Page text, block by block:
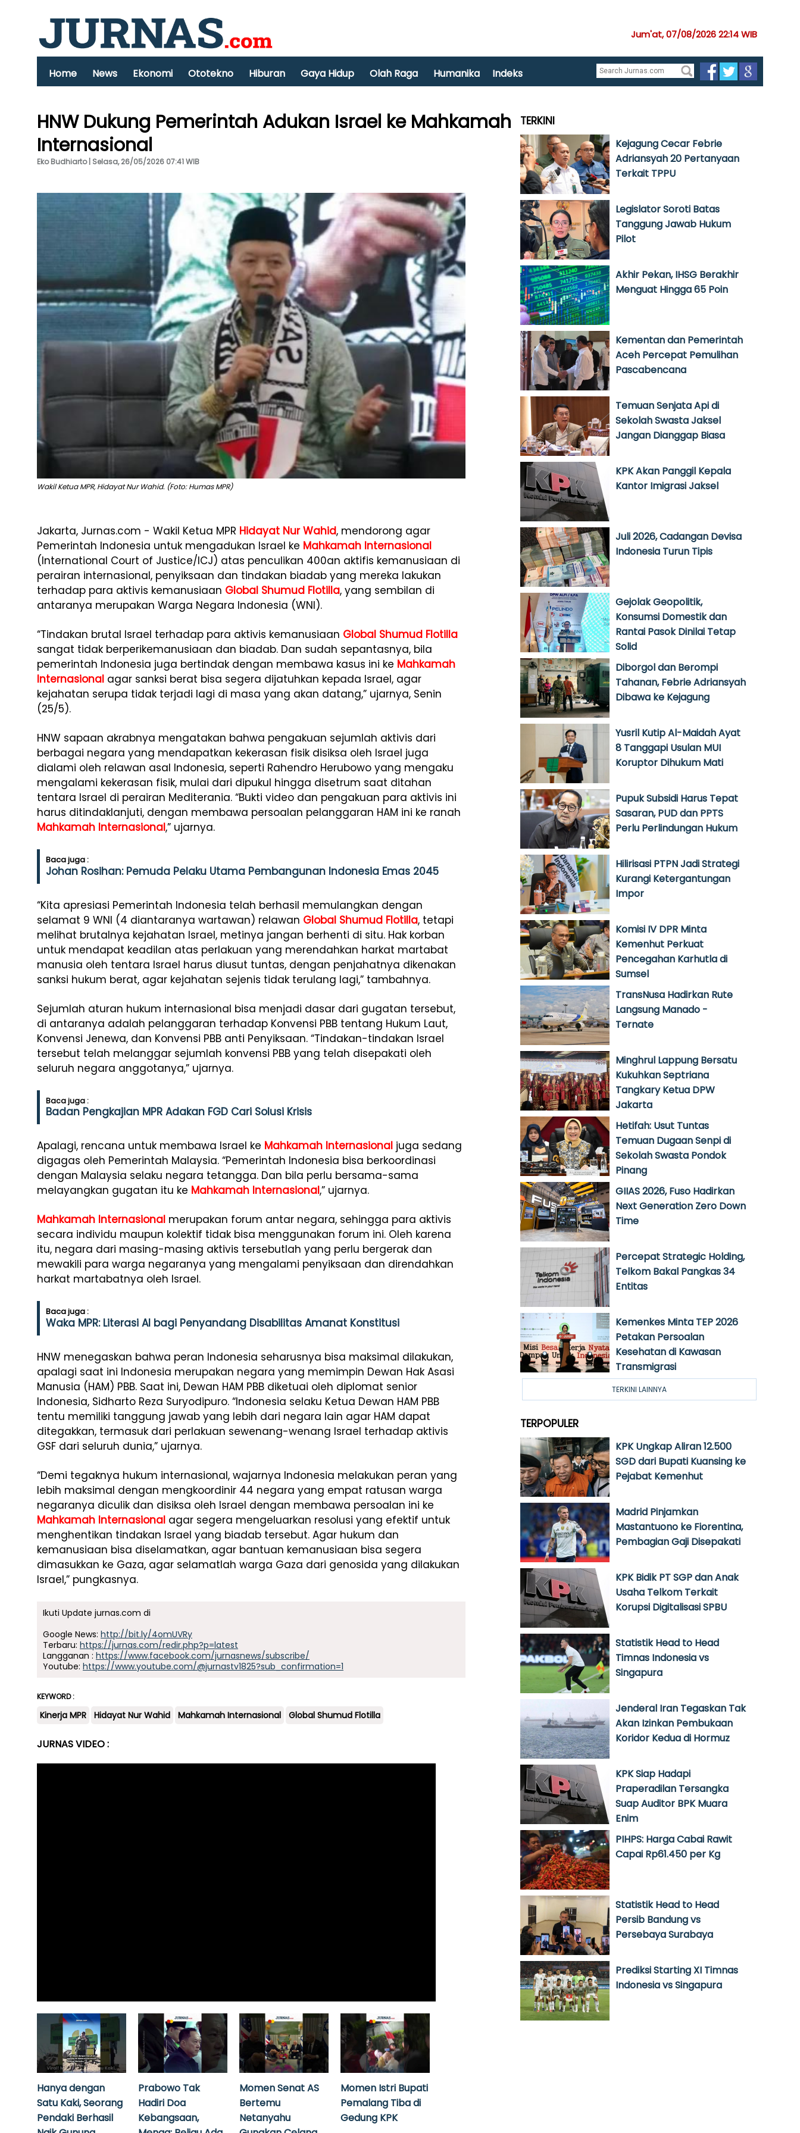
Jum'at, 07/08/2026 22:14 WIB
Home News Ekonomi Ototekno Hiburan Gaya Hidup Olah Raga Humanika Indeks
HNW Dukung Pemerintah Adukan Israel ke Mahkamah
Internasional
Eko Budhiarto | Selasa, 26/05/2026 07:41 WIB
Wakil Ketua MPR, Hidayat Nur Wahid. (Foto: Humas MPR)
Jakarta, Jurnas.com - Wakil Ketua MPR Hidayat Nur Wahid, mendorong agar
Pemerintah Indonesia untuk mengadukan Israel ke Mahkamah Internasional
(International Court of Justice/ICJ) atas penculikan 400an aktifis kemanusiaan di
perairan internasional, penyiksaan dan tindakan biadab yang mereka lakukan
terhadap para aktivis kemanusiaan Global Shumud Flotilla, yang sembilan di
antaranya merupakan Warga Negara Indonesia (WNI).
“Tindakan brutal Israel terhadap para aktivis kemanusiaan Global Shumud Flotilla
sangat tidak berperikemanusiaan dan biadab. Dan sudah sepantasnya, bila
pemerintah Indonesia juga bertindak dengan membawa kasus ini ke Mahkamah
Internasional agar sanksi berat bisa segera dijatuhkan kepada Israel, agar
kejahatan serupa tidak terjadi lagi di masa yang akan datang,” ujarnya, Senin
(25/5).
HNW sapaan akrabnya mengatakan bahwa pengakuan sejumlah aktivis dari
berbagai negara yang mendapatkan kekerasan fisik disiksa oleh Israel juga
dialami oleh relawan asal Indonesia, seperti Rahendro Herubowo yang mengaku
mengalami kekerasan fisik, mulai dari dipukul hingga disetrum saat ditahan
tentara Israel di perairan Mediterania. “Bukti video dan pengakuan para aktivis ini
harus ditindaklanjuti, dengan membawa persoalan pelanggaran HAM ini ke ranah
Mahkamah Internasional,” ujarnya.
Baca juga :
Johan Rosihan: Pemuda Pelaku Utama Pembangunan Indonesia Emas 2045
“Kita apresiasi Pemerintah Indonesia telah berhasil memulangkan dengan
selamat 9 WNI (4 diantaranya wartawan) relawan Global Shumud Flotilla, tetapi
melihat brutalnya kejahatan Israel, metinya jangan berhenti di situ. Hak korban
untuk mendapat keadilan atas perlakuan yang merendahkan harkat martabat
manusia oleh tentara Israel harus diusut tuntas, dengan penjahatnya dikenakan
sanksi hukum berat, agar kejahatan sejenis tidak terulang lagi,” tambahnya.
Sejumlah aturan hukum internasional bisa menjadi dasar dari gugatan tersebut,
di antaranya adalah pelanggaran terhadap Konvensi PBB tentang Hukum Laut,
Konvensi Jenewa, dan Konvensi PBB anti Penyiksaan. “Tindakan-tindakan Israel
tersebut telah melanggar sejumlah konvensi PBB yang telah disepakati oleh
seluruh negara anggotanya,” ujarnya.
Baca juga :
Badan Pengkajian MPR Adakan FGD Cari Solusi Krisis
Apalagi, rencana untuk membawa Israel ke Mahkamah Internasional juga sedang
digagas oleh Pemerintah Malaysia. “Pemerintah Indonesia bisa berkoordinasi
dengan Malaysia selaku negara tetangga. Dan bila perlu bersama-sama
melayangkan gugatan itu ke Mahkamah Internasional,” ujarnya.
Mahkamah Internasional merupakan forum antar negara, sehingga para aktivis
secara individu maupun kolektif tidak bisa menggunakan forum ini. Oleh karena
itu, negara dari masing-masing aktivis tersebutlah yang perlu bergerak dan
mewakili para warga negaranya yang mengalami penyiksaan dan direndahkan
harkat martabatnya oleh Israel.
Baca juga :
Waka MPR: Literasi AI bagi Penyandang Disabilitas Amanat Konstitusi
HNW menegaskan bahwa peran Indonesia seharusnya bisa maksimal dilakukan,
apalagi saat ini Indonesia merupakan negara yang memimpin Dewan Hak Asasi
Manusia (HAM) PBB. Saat ini, Dewan HAM PBB diketuai oleh diplomat senior
Indonesia, Sidharto Reza Suryodipuro. “Indonesia selaku Ketua Dewan HAM PBB
tentu memiliki tanggung jawab yang lebih dari negara lain agar HAM dapat
ditegakkan, termasuk dari perlakuan sewenang-wenang Israel terhadap aktivis
GSF dari seluruh dunia,” ujarnya.
“Demi tegaknya hukum internasional, wajarnya Indonesia melakukan peran yang
lebih maksimal dengan mengkoordinir 44 negara yang empat ratusan warga
negaranya diculik dan disiksa oleh Israel dengan membawa persoalan ini ke
Mahkamah Internasional agar segera mengeluarkan resolusi yang efektif untuk
menghentikan tindakan Israel yang biadab tersebut. Agar hukum dan
kemanusiaan bisa diselamatkan, agar bantuan kemanusiaan bisa segera
dimasukkan ke Gaza, agar selamatlah warga Gaza dari genosida yang dilakukan
Israel,” pungkasnya.
Ikuti Update jurnas.com di
Google News: http://bit.ly/4omUVRy
Terbaru: https://jurnas.com/redir.php?p=latest
Langganan : https://www.facebook.com/jurnasnews/subscribe/
Youtube: https://www.youtube.com/@jurnastv1825?sub_confirmation=1
KEYWORD :
Kinerja MPR Hidayat Nur Wahid Mahkamah Internasional Global Shumud Flotilla
JURNAS VIDEO :
Hanya dengan
Satu Kaki, Seorang
Pendaki Berhasil
Prabowo Tak
Hadiri Doa
Kebangsaan,
Momen Senat AS
Bertemu
Netanyahu
Momen Istri Bupati
Pemalang Tiba di
Gedung KPK
TERKINI
Kejagung Cecar Febrie
Adriansyah 20 Pertanyaan
Terkait TPPU
Legislator Soroti Batas
Tanggung Jawab Hukum
Pilot
Akhir Pekan, IHSG Berakhir
Menguat Hingga 65 Poin
Kementan dan Pemerintah
Aceh Percepat Pemulihan
Pascabencana
Temuan Senjata Api di
Sekolah Swasta Jaksel
Jangan Dianggap Biasa
KPK Akan Panggil Kepala
Kantor Imigrasi Jaksel
Juli 2026, Cadangan Devisa
Indonesia Turun Tipis
Gejolak Geopolitik,
Konsumsi Domestik dan
Rantai Pasok Dinilai Tetap
Solid
Diborgol dan Berompi
Tahanan, Febrie Adriansyah
Dibawa ke Kejagung
Yusril Kutip Al-Maidah Ayat
8 Tanggapi Usulan MUI
Koruptor Dihukum Mati
Pupuk Subsidi Harus Tepat
Sasaran, PUD dan PPTS
Perlu Perlindungan Hukum
Hilirisasi PTPN Jadi Strategi
Kurangi Ketergantungan
Impor
Komisi IV DPR Minta
Kemenhut Perkuat
Pencegahan Karhutla di
Sumsel
TransNusa Hadirkan Rute
Langsung Manado -
Ternate
Minghrul Lappung Bersatu
Kukuhkan Septriana
Tangkary Ketua DPW
Jakarta
Hetifah: Usut Tuntas
Temuan Dugaan Senpi di
Sekolah Swasta Pondok
Pinang
GIIAS 2026, Fuso Hadirkan
Next Generation Zero Down
Time
Percepat Strategic Holding,
Telkom Bakal Pangkas 34
Entitas
Kemenkes Minta TEP 2026
Petakan Persoalan
Kesehatan di Kawasan
Transmigrasi
TERKINI LAINNYA
TERPOPULER
KPK Ungkap Aliran 12.500
SGD dari Bupati Kuansing ke
Pejabat Kemenhut
Madrid Pinjamkan
Mastantuono ke Fiorentina,
Pembagian Gaji Disepakati
KPK Bidik PT SGP dan Anak
Usaha Telkom Terkait
Korupsi Digitalisasi SPBU
Statistik Head to Head
Timnas Indonesia vs
Singapura
Jenderal Iran Tegaskan Tak
Akan Izinkan Pembukaan
Koridor Kedua di Hormuz
KPK Siap Hadapi
Praperadilan Tersangka
Suap Auditor BPK Muara
Enim
PIHPS: Harga Cabai Rawit
Capai Rp61.450 per Kg
Statistik Head to Head
Persib Bandung vs
Persebaya Surabaya
Prediksi Starting XI Timnas
Indonesia vs Singapura